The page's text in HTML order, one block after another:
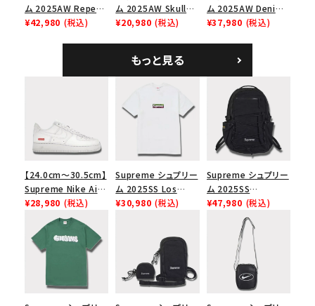
ム 2025AW Repeat
Leather Belt リピー
¥42,980 (税込)
ム 2025AW Skull
Tee スカル Tシャ
¥20,980 (税込)
ム 2025AW Denim
Shoulder Bag デニ
¥37,980 (税込)
もっと見る
【24.0cm～30.5cm】
Supreme Nike Air
Force 1 Low シュプ
リーム ナイキエアフォ
ース１スニーカー シ
ューズ ホワイト
¥28,980 (税込)
Supreme シュプリー
ム 2025SS Los
Angeles Fire Relief
スロゴTシャツ ホワ
¥30,980 (税込)
Supreme シュプリー
ム 2025SS
Backpack バックパッ
ク ブラック 黒
¥47,980 (税込)